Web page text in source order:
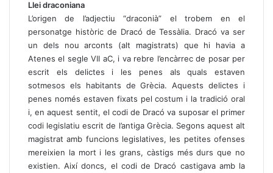
Llei draconiana
L’origen de l’adjectiu “draconià” el trobem en el
personatge històric de Dracó de Tessàlia. Dracó va ser
un dels nou arconts (alt magistrats) que hi havia a
Atenes el segle VII aC, i va rebre l’encàrrec de posar per
escrit els delictes i les penes als quals estaven
sotmesos els habitants de Grècia. Aquests delictes i
penes només estaven fixats pel costum i la tradició oral
i, en aquest sentit, el codi de Dracó va suposar el primer
codi legislatiu escrit de l’antiga Grècia. Segons aquest alt
magistrat amb funcions legislatives, les petites ofenses
mereixien la mort i les grans, càstigs més durs que no
existien. Així doncs, el codi de Dracó castigava amb la